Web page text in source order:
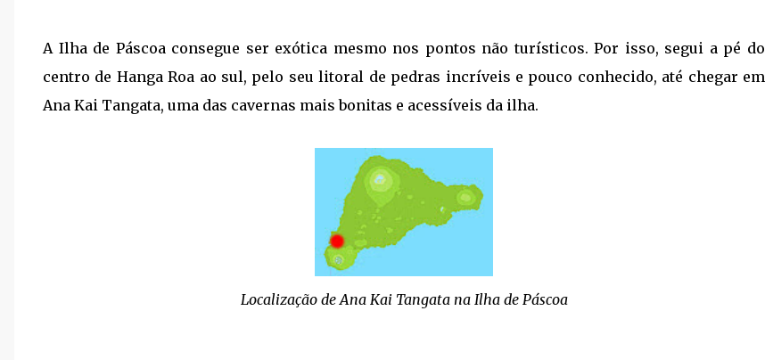
A Ilha de Páscoa consegue ser exótica mesmo nos pontos não turísticos. Por isso, segui a pé do
centro de Hanga Roa ao sul, pelo seu litoral de pedras incríveis e pouco conhecido, até chegar em
Ana Kai Tangata, uma das cavernas mais bonitas e acessíveis da ilha.
Localização de Ana Kai Tangata na Ilha de Páscoa